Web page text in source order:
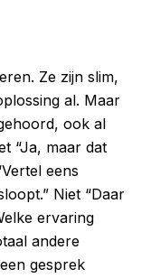
Ze zijn slim,
al. Maar
ook al
“Ja, maar dat
eens
Niet “Daar
ervaring
andere
gesprek